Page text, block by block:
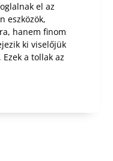
el az
eszközök,
hanem finom
ki viselőjük
a tollak az